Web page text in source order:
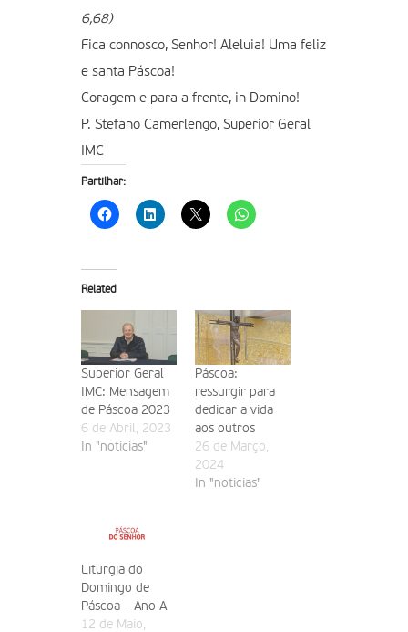
6,68)
Fica connosco, Senhor! Aleluia! Uma feliz
e santa Páscoa!
Coragem e para a frente, in Domino!
P. Stefano Camerlengo, Superior Geral
IMC
Partilhar:
Related
Superior Geral
IMC: Mensagem
de Páscoa 2023
6 de Abril, 2023
In "noticias"
Páscoa:
ressurgir para
dedicar a vida
aos outros
26 de Março,
2024
In "noticias"
Liturgia do
Domingo de
Páscoa – Ano A
12 de Maio,